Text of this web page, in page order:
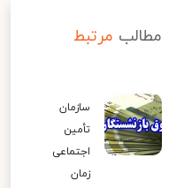
مطالب مرتبط
سازمان
تأمین
اجتماعی
زمان